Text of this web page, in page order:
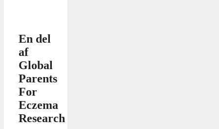
En del
af
Global
Parents
For
Eczema
Research